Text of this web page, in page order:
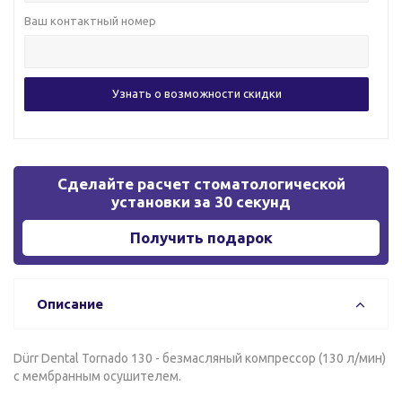
Ваш контактный номер
Сделайте расчет стоматологической
установки за 30 секунд
Получить подарок
Описание
Dürr Dental Tornado 130 - безмасляный компрессор (130 л/мин)
с мембранным осушителем.